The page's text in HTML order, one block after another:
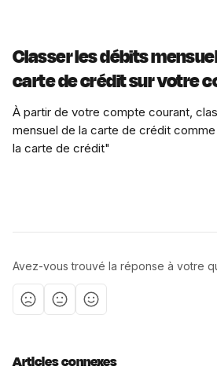
Classer les débits
carte de crédit sur votre
À partir de votre compte courant,
mensuel de la carte de crédit
la carte de crédit"
Avez-vous trouvé la réponse à votre
Articles connexes